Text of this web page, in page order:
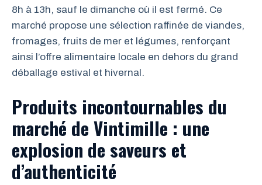
8h à 13h, sauf le dimanche où il est fermé. Ce
marché propose une sélection raffinée de viandes,
fromages, fruits de mer et légumes, renforçant
ainsi l’offre alimentaire locale en dehors du grand
déballage estival et hivernal.
Produits incontournables du
marché de Vintimille : une
explosion de saveurs et
d’authenticité